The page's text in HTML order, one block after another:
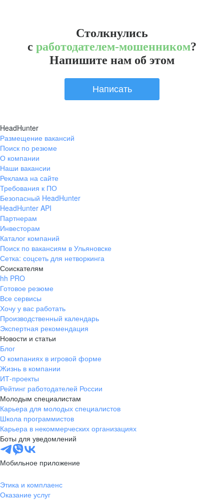
Столкнулись
с работодателем-мошенником?
Напишите нам об этом
Написать
HeadHunter
Размещение вакансий
Поиск по резюме
О компании
Наши вакансии
Реклама на сайте
Требования к ПО
Безопасный HeadHunter
HeadHunter API
Партнерам
Инвесторам
Каталог компаний
Поиск по вакансиям в Ульяновске
Сетка: соцсеть для нетворкинга
Соискателям
hh PRO
Готовое резюме
Все сервисы
Хочу у вас работать
Производственный календарь
Экспертная рекомендация
Новости и статьи
Блог
О компаниях в игровой форме
Жизнь в компании
ИТ-проекты
Рейтинг работодателей России
Молодым специалистам
Карьера для молодых специалистов
Школа программистов
Карьера в некоммерческих организациях
Боты для уведомлений
Мобильное приложение
Этика и комплаенс
Оказание услуг